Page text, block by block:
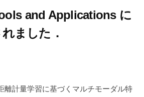
and Applications に
ました．
離計量学習に基づくマルチモーダル特